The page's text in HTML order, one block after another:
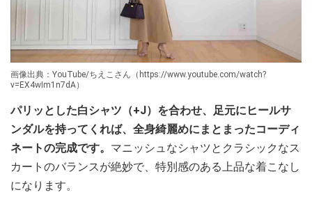
画像出典：YouTube/ちえこさん（https://www.youtube.com/watch?
v=EX4wIm1n7dA）
パリッとした白シャツ（+J）を合わせ、足元にヒールサ
ンダルを持ってくれば、全身綺麗めにまとまったコーディ
ネートの完成です。 マニッシュなシャツとクラシックなス
カートのバランスが絶妙で、特別感のある上品な着こなし
になります。